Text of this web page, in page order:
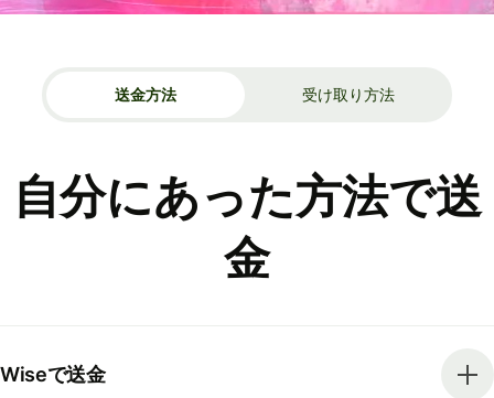
送金方法 受け取り方法
自分にあった方法で送
金
Wiseで送金